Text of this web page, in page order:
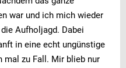
war und ich mich wieder
Aufholjagd. Dabei
in eine echt ungünstige
mal zu Fall. Mir blieb nur